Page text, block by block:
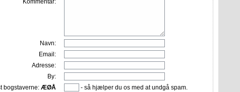
Kommentar:
Navn:
Email:
Adresse:
By:
bogstaverne: ÆØÅ - så hjælper du os med at undgå spam.